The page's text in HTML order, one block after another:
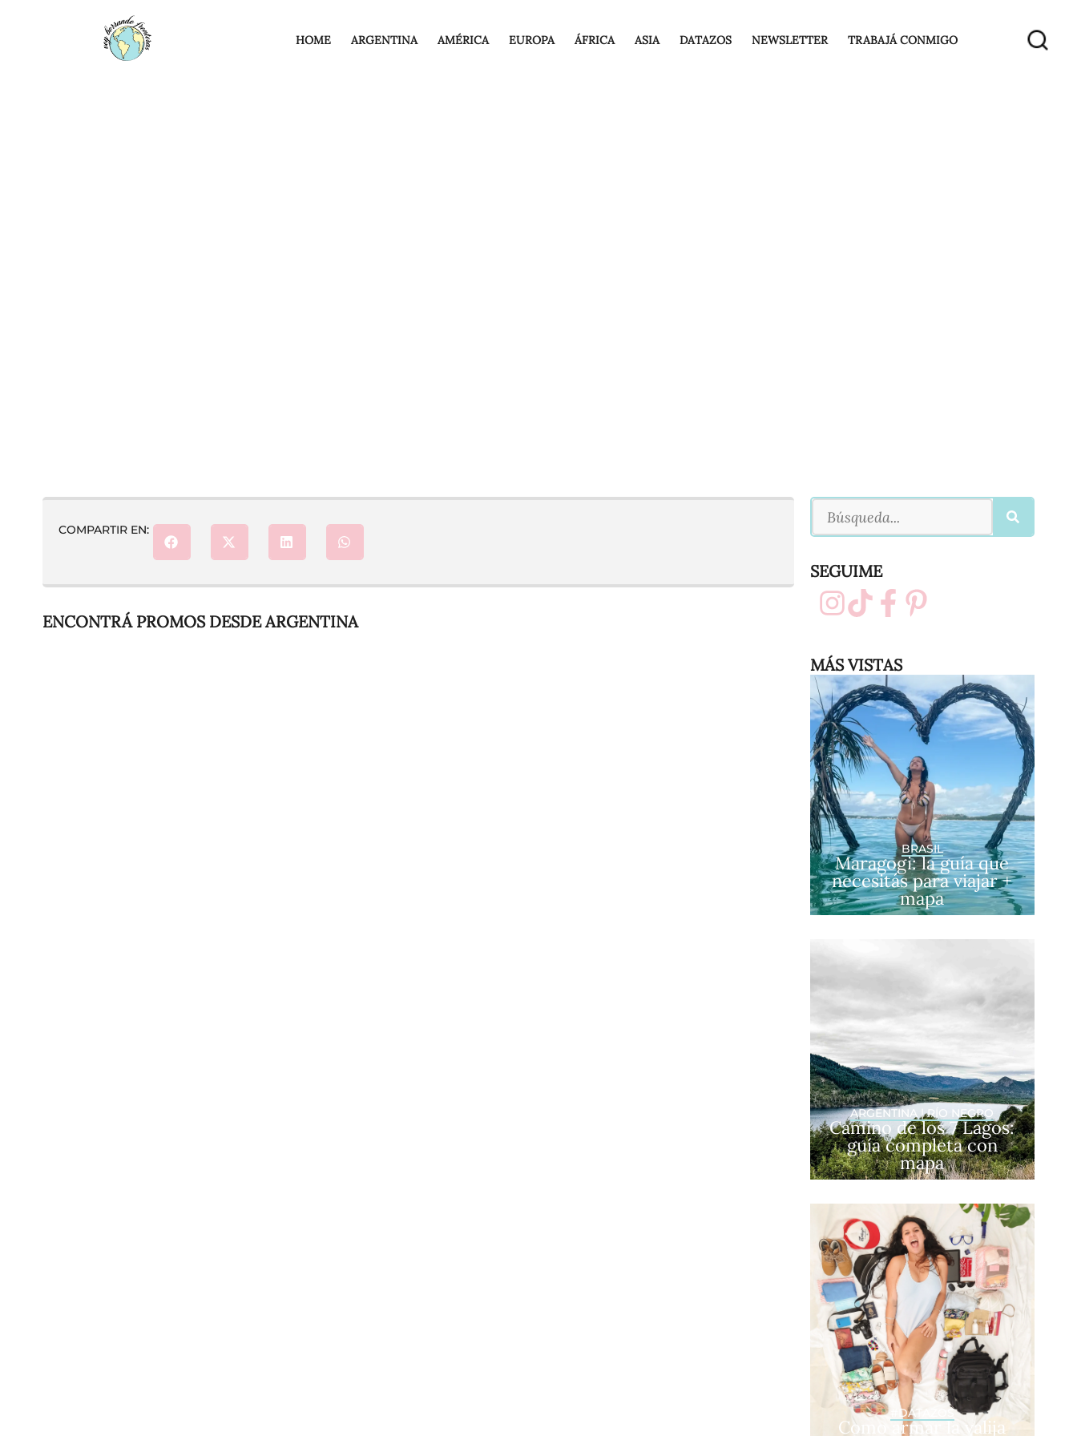
HOME ARGENTINA AMÉRICA EUROPA ÁFRICA ASIA DATAZOS NEWSLETTER TRABAJÁ CONMIGO
COMPARTIR EN:
ENCONTRÁ PROMOS DESDE ARGENTINA
SEGUIME
MÁS VISTAS
BRASIL
Maragogi: la guía que
necesitás para viajar +
mapa
ARGENTINA |RÍO NEGRO
Camino de los 7 Lagos:
guía completa con
mapa
#DATAZOS
Como armar la valija